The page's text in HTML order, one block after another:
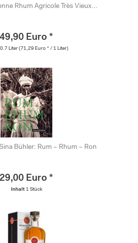
Rhum Agricole Très Vieux...
49,90 Euro *
0.7 Liter (71,29 Euro * / 1 Liter)
Bühler: Rum – Rhum – Ron
29,00 Euro *
Inhalt 1 Stück